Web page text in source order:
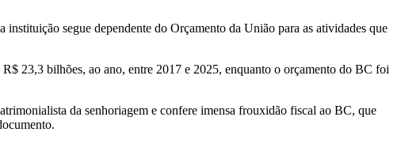
segue dependente do Orçamento da União para as atividades que
23,3 bilhões, ao ano, entre 2017 e 2025, enquanto o orçamento do BC foi
da senhoriagem e confere imensa frouxidão fiscal ao BC, que